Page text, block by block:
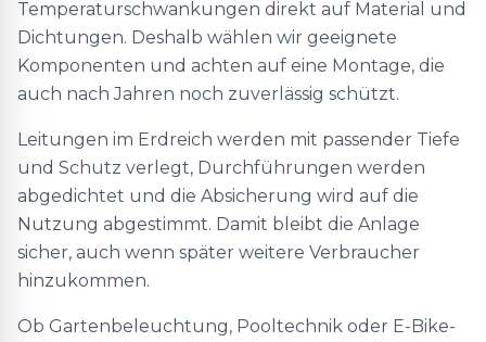
Temperaturschwankungen direkt auf Material und
Dichtungen. Deshalb wählen wir geeignete
Komponenten und achten auf eine Montage, die
auch nach Jahren noch zuverlässig schützt.
Leitungen im Erdreich werden mit passender Tiefe
und Schutz verlegt, Durchführungen werden
abgedichtet und die Absicherung wird auf die
Nutzung abgestimmt. Damit bleibt die Anlage
sicher, auch wenn später weitere Verbraucher
hinzukommen.
Ob Gartenbeleuchtung, Pooltechnik oder E-Bike-